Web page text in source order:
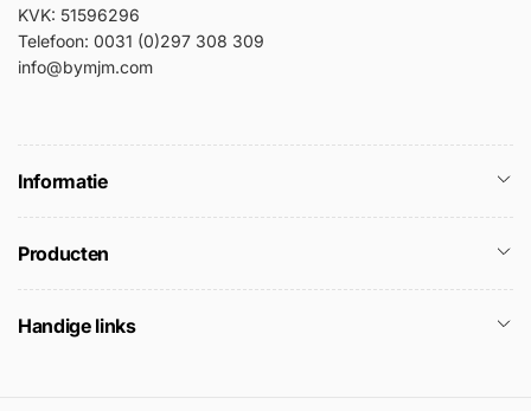
KVK: 51596296
Telefoon: 0031 (0)297 308 309
info@bymjm.com
Informatie
Producten
Handige links